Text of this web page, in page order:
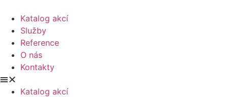
Katalog akcí
Služby
Reference
O nás
Kontakty
Katalog akcí